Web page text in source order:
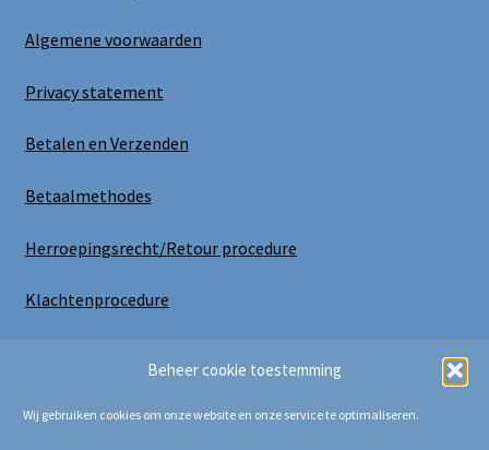
Beheer cookie toestemming
Wij gebruiken cookies om onze website en onze service te optimaliseren.
Algemene voorwaarden
Privacy statement
Betalen en Verzenden
Betaalmethodes
Herroepingsrecht/Retour procedure
Klachtenprocedure